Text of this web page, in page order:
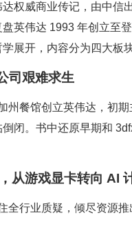
达权威商业传记，由中信
英伟达 1993 年创立至
展开，内容分为四大板
司艰难求生
州餐馆创立英伟达，初
闭。书中还原早期和
从游戏显卡转向 AI
全行业质疑，倾尽资源推